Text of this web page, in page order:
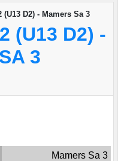
(U13 D2) - Mamers Sa 3
(U13 D2) -
3
Mamers Sa 3